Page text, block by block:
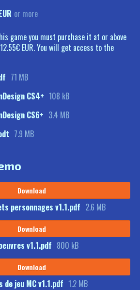
or more
game you must purchase it at or above
EUR. You will get access to the
71 MB
CS4+ 108 kB
CS6+ 3.4 MB
7.9 MB
Download
personnages v1.1.pdf 2.6 MB
Download
v1.1.pdf 800 kB
Download
de jeu MC v1.1.pdf 1.2 MB